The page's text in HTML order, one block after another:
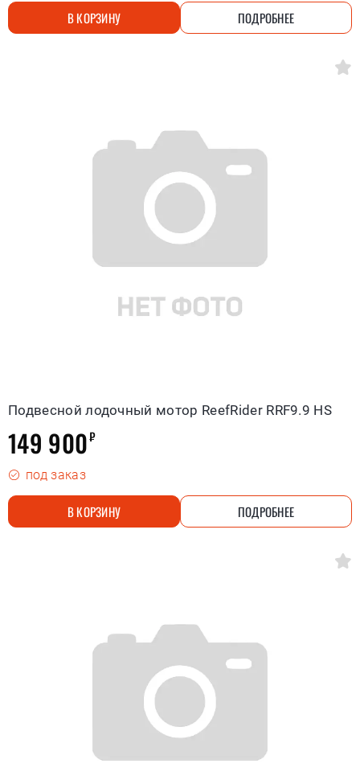
В КОРЗИНУ ПОДРОБНЕЕ
Подвесной лодочный мотор ReefRider RRF9.9 HS
149 900₽
под заказ
В КОРЗИНУ ПОДРОБНЕЕ